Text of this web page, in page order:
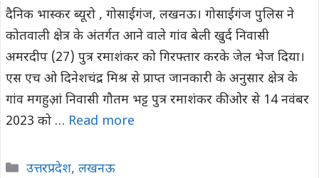
दैनिक भास्कर ब्यूरो , गोसाईगंज, लखनऊ। गोसाईगंज पुलिस ने
कोतवाली क्षेत्र के अंतर्गत आने वाले गांव बेली खुर्द निवासी
अमरदीप (27) पुत्र रमाशंकर को गिरफ्तार करके जेल भेज दिया।
एस एच ओ दिनेशचंद्र मिश्र से प्राप्त जानकारी के अनुसार क्षेत्र के
गांव मगहुआ़ं निवासी गौतम भट्ट पुत्र रमाशंकर की ओर से 14 नवंबर
2023 को … Read more
Categories
उत्तरप्रदेश, लखनऊ